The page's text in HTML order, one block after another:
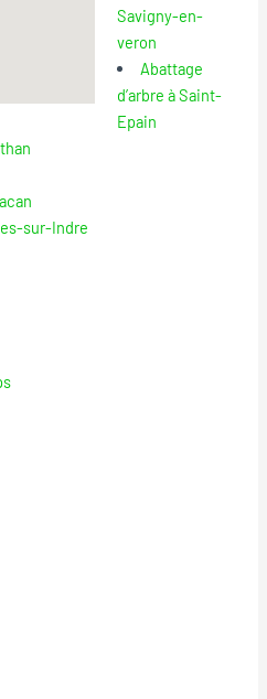
Savigny-en-
veron
Abattage
d’arbre à Saint-
Epain
sur-Indre